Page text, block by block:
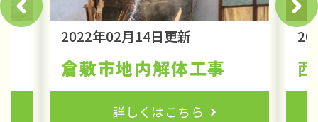
2022年02月14日更新
倉敷市地内解体工事
詳しくはこちら